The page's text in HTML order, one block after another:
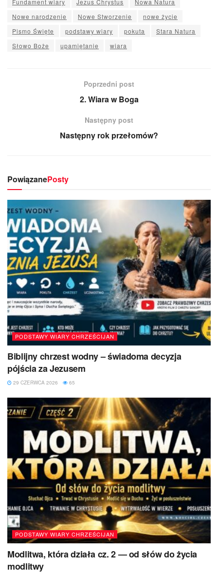
Nowe narodzenie
Nowe Stworzenie
nowe życie
Pismo Święte
podstawy wiary pokuta
Stara Natura
Słowo Boże
upamiętanie wiara
Poprzedni post
2. Wiara w Boga
Następny post
Następny rok przełomów?
PowiązanePosty
PODSTAWY WIARY CHRZEŚCIJAN
Biblijny chrzest wodny – świadoma decyzja
pójścia za Jezusem
29 CZERWCA 2026 65
PODSTAWY WIARY CHRZEŚCIJAN
Modlitwa, która działa cz. 2 — od słów do życia
modlitwy